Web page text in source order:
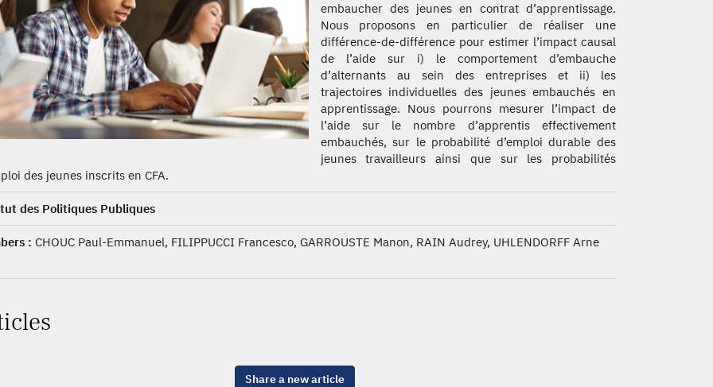
embaucher des jeunes en contrat d’apprentissage.
Nous proposons en particulier de réaliser une
différence-de-différence pour estimer l’impact causal
de l’aide sur i) le comportement d’embauche
d’alternants au sein des entreprises et ii) les
trajectoires individuelles des jeunes embauchés en
apprentissage. Nous pourrons mesurer l’impact de
l’aide sur le nombre d’apprentis effectivement
embauchés, sur le probabilité d’emploi durable des
jeunes travailleurs ainsi que sur les probabilités
des jeunes inscrits en CFA.
des Politiques Publiques
: CHOUC Paul-Emmanuel, FILIPPUCCI Francesco, GARROUSTE Manon, RAIN Audrey, UHLENDORFF Arne
Share a new article